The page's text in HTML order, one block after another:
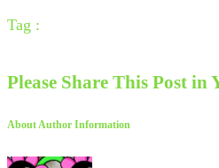
Tag :
Please Share This Post in
About Author Information